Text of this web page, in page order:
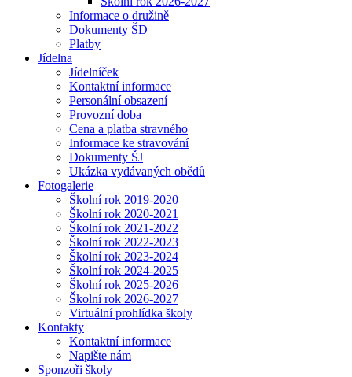
Informace o družině
Dokumenty ŠD
Platby
Jídelna
Jídelníček
Kontaktní informace
Personální obsazení
Provozní doba
Cena a platba stravného
Informace ke stravování
Dokumenty ŠJ
Ukázka vydávaných obědů
Fotogalerie
Školní rok 2019-2020
Školní rok 2020-2021
Školní rok 2021-2022
Školní rok 2022-2023
Školní rok 2023-2024
Školní rok 2024-2025
Školní rok 2025-2026
Školní rok 2026-2027
Virtuální prohlídka školy
Kontakty
Kontaktní informace
Napište nám
Sponzoři školy